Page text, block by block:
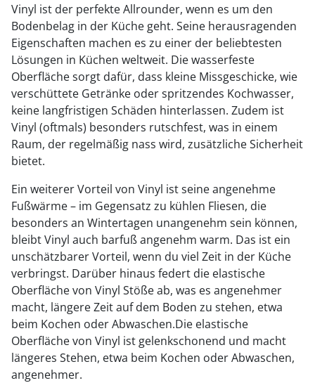
Vinyl ist der perfekte Allrounder, wenn es um den
Bodenbelag in der Küche geht. Seine herausragenden
Eigenschaften machen es zu einer der beliebtesten
Lösungen in Küchen weltweit. Die wasserfeste
Oberfläche sorgt dafür, dass kleine Missgeschicke, wie
verschüttete Getränke oder spritzendes Kochwasser,
keine langfristigen Schäden hinterlassen. Zudem ist
Vinyl (oftmals) besonders rutschfest, was in einem
Raum, der regelmäßig nass wird, zusätzliche Sicherheit
bietet.
Ein weiterer Vorteil von Vinyl ist seine angenehme
Fußwärme – im Gegensatz zu kühlen Fliesen, die
besonders an Wintertagen unangenehm sein können,
bleibt Vinyl auch barfuß angenehm warm. Das ist ein
unschätzbarer Vorteil, wenn du viel Zeit in der Küche
verbringst. Darüber hinaus federt die elastische
Oberfläche von Vinyl Stöße ab, was es angenehmer
macht, längere Zeit auf dem Boden zu stehen, etwa
beim Kochen oder Abwaschen.Die elastische
Oberfläche von Vinyl ist gelenkschonend und macht
längeres Stehen, etwa beim Kochen oder Abwaschen,
angenehmer.